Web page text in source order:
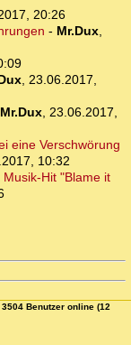
20:26
- Mr.Dux,
, 23.06.2017,
Mr.Dux, 23.06.2017,
eine Verschwörung
10:32
Hit "Blame it
Benutzer online (12